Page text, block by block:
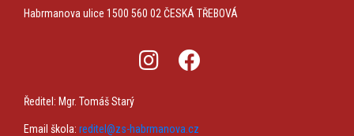
Habrmanova ulice 1500 560 02 ČESKÁ TŘEBOVÁ
Ředitel: Mgr. Tomáš Starý
Email škola: reditel@zs-habrmanova.cz